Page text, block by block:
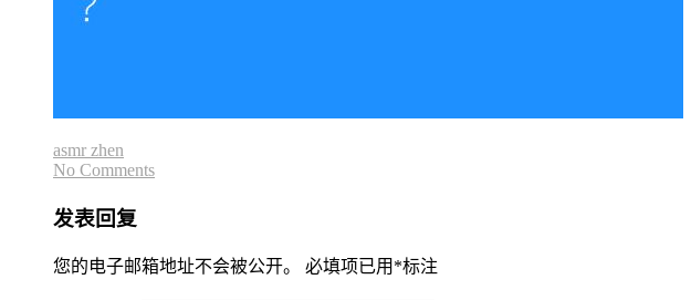
asmr zhen
No Comments
发表回复
您的电子邮箱地址不会被公开。 必填项已用 *标注